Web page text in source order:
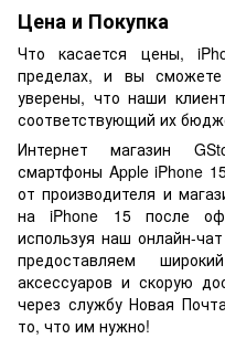
Цена и Покупка
Что касается цены,
пределах, и вы
уверены, что наши
соответствующий их
Интернет магазин
смартфоны Apple iPhone
от производителя и
на iPhone 15 после
используя наш онлайн-
предоставляем
аксессуаров и скорую
через службу Новая
то, что им нужно!